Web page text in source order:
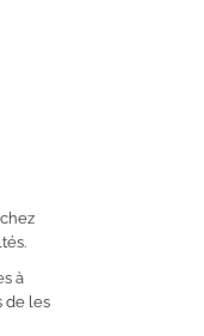
à
de les